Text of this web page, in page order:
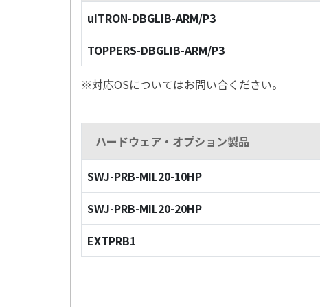
uITRON-DBGLIB-ARM/P3
TOPPERS-DBGLIB-ARM/P3
※対応OSについてはお問い合ください。
ハードウェア・オプション製品
SWJ-PRB-MIL20-10HP
SWJ-PRB-MIL20-20HP
EXTPRB1